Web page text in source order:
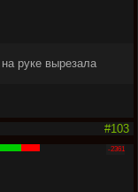
руке вырезала
#103
-2361